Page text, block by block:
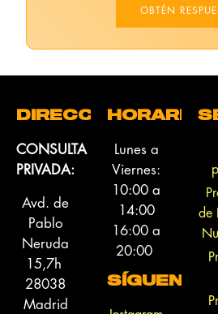
OBTÉN
DIRECCIÓN
CONSULTA
PRIVADA:
Avd. de
Pablo
Neruda
15,7h
28038
Madrid
HORARIO
Lunes a
Viernes:
10:00 a
14:00
16:00 a
20:00
SÍGUENOS
de